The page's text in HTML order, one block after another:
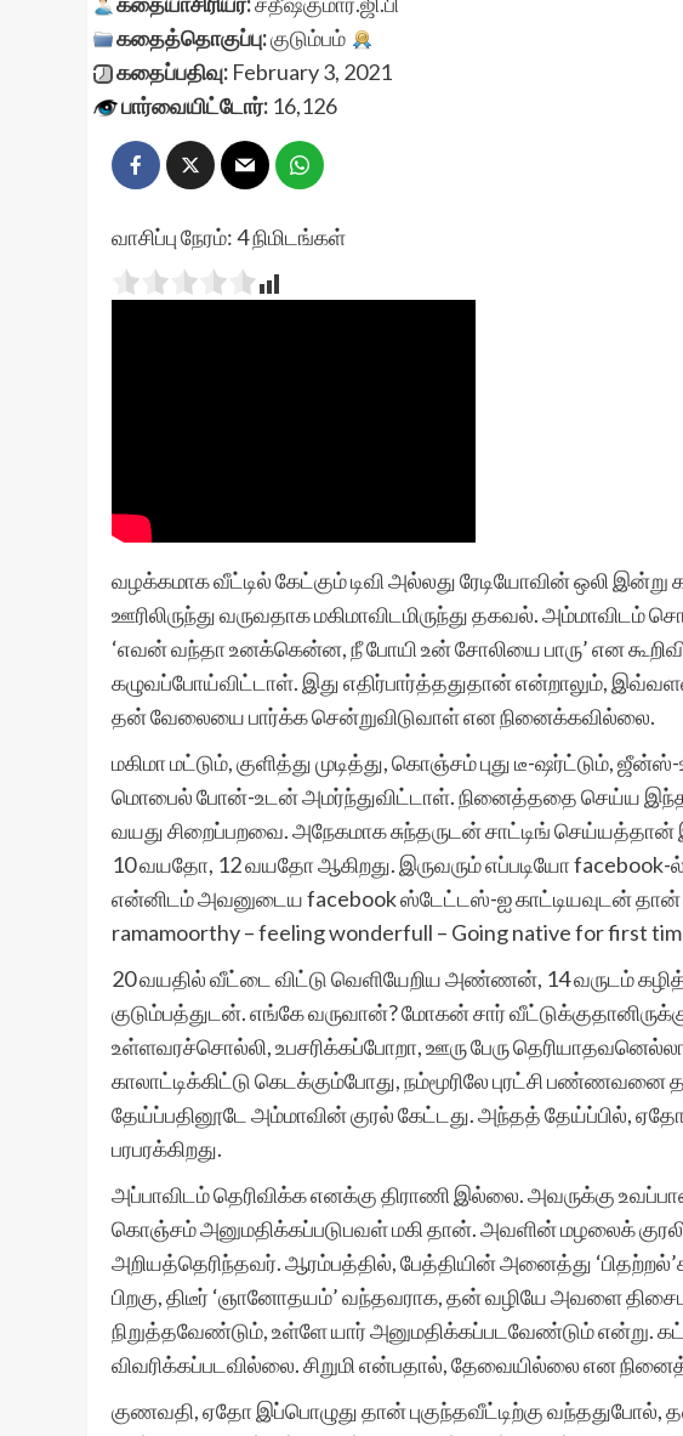
கதைத்தொகுப்பு:குடும்பம்
கதைப்பதிவு: February 3, 2021
பார்வையிட்டோர்: 16,126
வாசிப்பு நேரம்:4நிமிடங்கள்
வழக்கமாக வீட்டில் கேட்கும் டிவி அல்லது ரேடியோவின் ஒலி
ஊரிலிருந்து வருவதாக மகிமாவிடமிருந்து தகவல்.
‘எவன் வந்தா உனக்கென்ன, நீ போயி உன் சோலியை பாரு’ என
கழுவப்போய்விட்டாள். இது எதிர்பார்த்ததுதான் என்றாலும்,
தன் வேலையை பார்க்க சென்றுவிடுவாள் என நினைக்கவில்லை.
மகிமா மட்டும், குளித்து முடித்து, கொஞ்சம் புது டீ-ஷர்ட்டும்,
மொபைல் போன்-உடன் அமர்ந்துவிட்டாள். நினைத்ததை செய்ய இந்த
வயது சிறைப்பறவை. அநேகமாக சுந்தருடன் சாட்டிங்
10 வயதோ, 12 வயதோ ஆகிறது. இருவரும் எப்படியோ facebook-
என்னிடம் அவனுடைய facebook ஸ்டேட்டஸ்-ஐ காட்டியவுடன் தான்
ramamoorthy – feeling wonderfull – Going native for first
20 வயதில் வீட்டை விட்டு வெளியேறிய அண்ணன், 14 வருடம்
குடும்பத்துடன். எங்கே வருவான்? மோகன் சார்
உள்ளவரச்சொல்லி, உபசரிக்கப்போறா, ஊரு பேரு
காலாட்டிக்கிட்டு கெடக்கும்போது, நம்மூரிலே புரட்சி பண்ணவனை
தேய்ப்பதினூடே அம்மாவின் குரல் கேட்டது. அந்தத் தேய்ப்பில்,
பரபரக்கிறது.
அப்பாவிடம் தெரிவிக்க எனக்கு திராணி இல்லை. அவருக்கு
கொஞ்சம் அனுமதிக்கப்படுபவள் மகி தான். அவளின் மழலைக்
அறியத்தெரிந்தவர். ஆரம்பத்தில், பேத்தியின் அனைத்து
பிறகு, திடீர் ‘ஞானோதயம்’ வந்தவராக, தன் வழியே அவளை
நிறுத்தவேண்டும், உள்ளே யார் அனுமதிக்கப்படவேண்டும் என்று.
விவரிக்கப்படவில்லை. சிறுமி என்பதால், தேவையில்லை என
குணவதி, ஏதோ இப்பொழுது தான் புகுந்தவீட்டிற்கு வந்ததுபோல்,